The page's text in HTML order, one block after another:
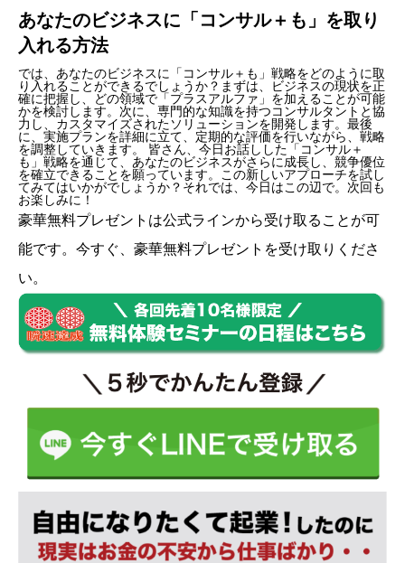
あなたのビジネスに「コンサル＋も」を取り
入れる方法
では、あなたのビジネスに「コンサル＋も」戦略をどのように取
り入れることができるでしょうか？まずは、ビジネスの現状を正
確に把握し、どの領域で「プラスアルファ」を加えることが可能
かを検討します。次に、専門的な知識を持つコンサルタントと協
力し、カスタマイズされたソリューションを開発します。最後
に、実施プランを詳細に立て、定期的な評価を行いながら、戦略
を調整していきます。 皆さん、今日お話しした「コンサル＋
も」戦略を通じて、あなたのビジネスがさらに成長し、競争優位
を確立できることを願っています。この新しいアプローチを試し
てみてはいかがでしょうか？それでは、今日はこの辺で。次回も
お楽しみに！
豪華無料プレゼントは公式ラインから受け取ることが可
能です。今すぐ、豪華無料プレゼントを受け取りくださ
い。